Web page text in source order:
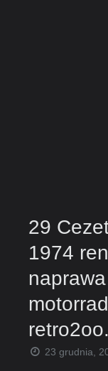
29
1974
23 grudnia,